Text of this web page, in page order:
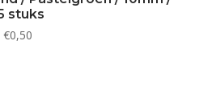
stuks
€0,50